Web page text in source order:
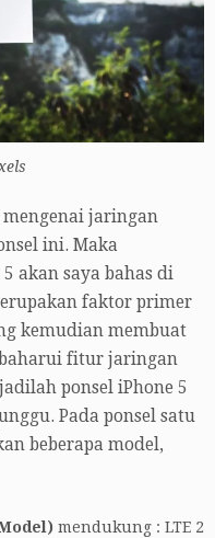
mengenai jaringan
ini. Maka
akan saya bahas di
faktor primer
kemudian membuat
fitur jaringan
ponsel iPhone 5
Pada ponsel satu
beberapa model,
mendukung : LTE 2